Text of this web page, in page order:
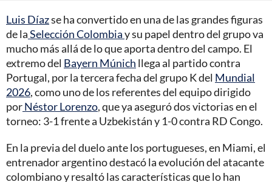
Luis Díazse ha convertido en una de las grandes figuras
de laSelección Colombiay su papel dentro del grupo va
mucho más allá de lo que aporta dentro del campo. El
extremo del Bayern Múnich llega al partido contra
Portugal, por la tercera fecha del grupo K del Mundial
2026, como uno de los referentes del equipo dirigido
porNéstor Lorenzo, que ya aseguró dos victorias en el
torneo: 3-1 frente a Uzbekistán y 1-0 contra RD Congo.
En la previa del duelo ante los portugueses, en Miami, el
entrenador argentino destacó la evolución del atacante
colombiano y resaltó las características que lo han